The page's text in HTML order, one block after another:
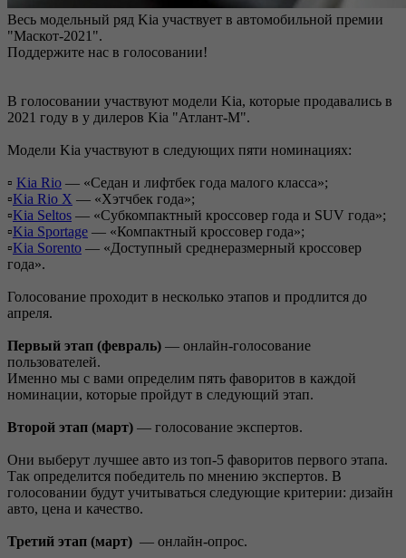
Весь модельный ряд Kia участвует в автомобильной премии
"Маскот-2021".
Поддержите нас в голосовании!
В голосовании участвуют модели Kia, которые продавались в
2021 году в у дилеров Kia "Атлант-М".
Модели Kia участвуют в следующих пяти номинациях:
▫️ Kia Rio — «Седан и лифтбек года малого класса»;
▫️Kia Rio X — «Хэтчбек года»;
▫️Kia Seltos — «Субкомпактный кроссовер года и SUV года»;
▫️Kia Sportage — «Компактный кроссовер года»;
▫️Kia Sorento — «Доступный среднеразмерный кроссовер
года».
Голосование проходит в несколько этапов и продлится до
апреля.
Первый этап (февраль) — онлайн-голосование
пользователей.
Именно мы с вами определим пять фаворитов в каждой
номинации, которые пройдут в следующий этап.
Второй этап (март) — голосование экспертов.
Они выберут лучшее авто из топ-5 фаворитов первого этапа.
Так определится победитель по мнению экспертов. В
голосовании будут учитываться следующие критерии: дизайн
авто, цена и качество.
Третий этап (март) — онлайн-опрос.